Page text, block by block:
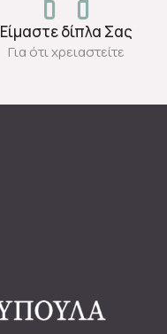
Είμαστε δίπλα Σας
Για ότι χρειαστείτε